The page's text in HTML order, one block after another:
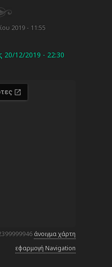
2019 - 11:55
20/12/2019 - 22:30
άνοιγμα χάρτη
εφαρμογή Navigation